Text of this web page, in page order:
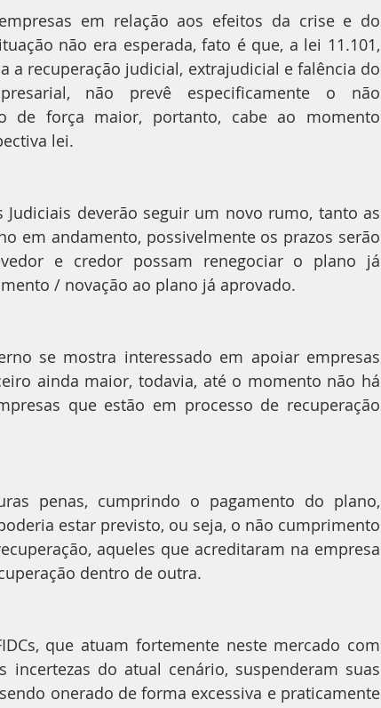
em relação aos efeitos da crise e do
não era esperada, fato é que, a lei 11.101,
a recuperação judicial, extrajudicial e falência do
não prevê especificamente o não
de força maior, portanto, cabe ao momento
lei.
Judiciais deverão seguir um novo rumo, tanto as
em andamento, possivelmente os prazos serão
e credor possam renegociar o plano já
/ novação ao plano já aprovado.
se mostra interessado em apoiar empresas
ainda maior, todavia, até o momento não há
que estão em processo de recuperação
penas, cumprindo o pagamento do plano,
estar previsto, ou seja, o não cumprimento
aqueles que acreditaram na empresa
dentro de outra.
que atuam fortemente neste mercado com
incertezas do atual cenário, suspenderam suas
onerado de forma excessiva e praticamente